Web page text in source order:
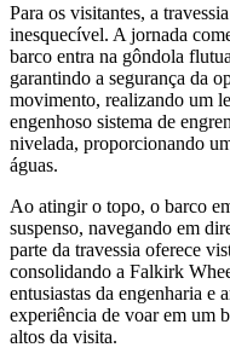
Para os visitantes, a
inesquecível. A jornada
barco entra na gôndola
garantindo a segurança da
movimento, realizando um
engenhoso sistema de
nivelada, proporcionando
águas.
Ao atingir o topo, o barco
suspenso, navegando em
parte da travessia oferece
consolidando a Falkirk
entusiastas da engenharia e
experiência de voar em um
altos da visita.